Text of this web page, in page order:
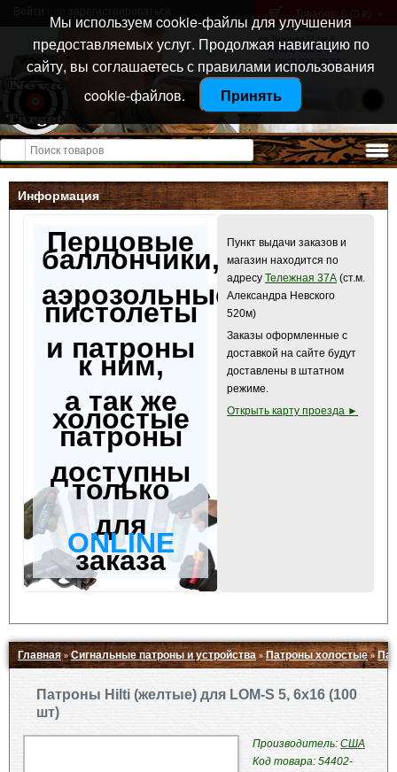
Санкт-Петербург
ул. Тележная 37 лит А
+7 (911) 021-04-08
+7 (812) 921-73-50
Товаров: 0 (0 p )
Открыть меню
Информация
Перцовые
баллончики,
аэрозольные
пистолеты
и патроны
к ним,
а так же
холостые
патроны
доступны
только
для
ONLINE
заказа
Пункт выдачи заказов и
магазин находится по
адресу Тележная 37А (ст.м.
Александра Невского
520м)
Заказы оформленные с
доставкой на сайте будут
доставлены в штатном
режиме.
Открыть карту проезда ►
Главная»Сигнальные патроны и устройства »Патроны холостые»
Патроны Hilti (желтые) для LOM-S 5, 6х16 (100
шт)
Производитель: США
Код товара: 54402-
Мы используем cookie-файлы для улучшения
предоставляемых услуг. Продолжая навигацию по
сайту, вы соглашаетесь с правилами использования
cookie-файлов.
Принять